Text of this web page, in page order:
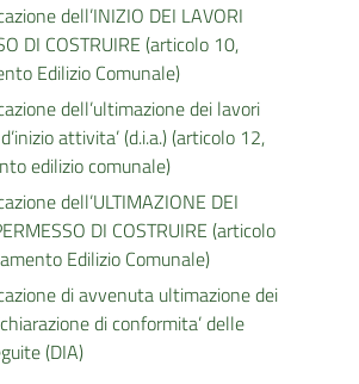
dell’INIZIO DEI LAVORI
DI COSTRUIRE (articolo 10,
Edilizio Comunale)
dell’ultimazione dei lavori
attivita’ (d.i.a.) (articolo 12,
edilizio comunale)
dell’ULTIMAZIONE DEI
DI COSTRUIRE (articolo
Edilizio Comunale)
di avvenuta ultimazione dei
di conformita’ delle
(DIA)